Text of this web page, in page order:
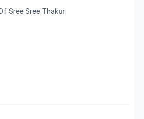
Sree Sree Thakur